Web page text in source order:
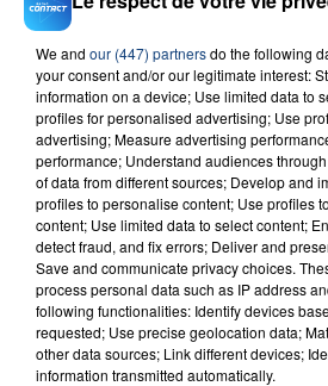
23 juillet 2026
INCENDIE MORTEL À LENS
SON BÉBÉ ENTRE LA VIE ET
Un homme s'est immolé par
aspergé sa compagne et leur
d'un liquide inflammable.
We and our (447) partnersdo the following
your consent and/or our legitimate interest:
information on a device; Use limited data to
profiles for personalised advertising; Use
advertising; Measure advertising
performance; Understand audiences
of data from different sources; Develop and
profiles to personalise content; Use profiles
content; Use limited data to select content;
detect fraud, and fix errors; Deliver and
Save and communicate privacy choices.
process personal data such as IP address
following functionalities: Identify devices
requested; Use precise geolocation data;
other data sources; Link different devices;
information transmitted automatically.